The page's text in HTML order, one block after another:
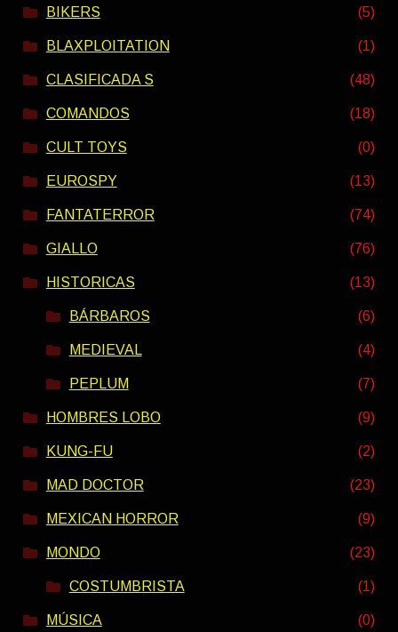
BIKERS (5)
BLAXPLOITATION (1)
CLASIFICADA S (48)
COMANDOS (18)
CULT TOYS (0)
EUROSPY (13)
FANTATERROR (74)
GIALLO (76)
HISTORICAS (13)
BÁRBAROS (6)
MEDIEVAL (4)
PEPLUM (7)
HOMBRES LOBO (9)
KUNG-FU (2)
MAD DOCTOR (23)
MEXICAN HORROR (9)
MONDO (23)
COSTUMBRISTA (1)
MÚSICA (0)